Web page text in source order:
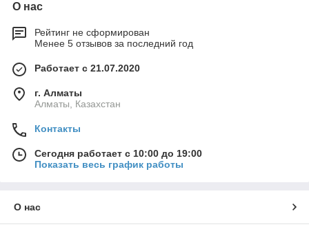
О нас
Рейтинг не сформирован
Менее 5 отзывов за последний год
Работает с 21.07.2020
г. Алматы
Алматы, Казахстан
Контакты
Сегодня работает с 10:00 до 19:00
Показать весь график работы
О нас